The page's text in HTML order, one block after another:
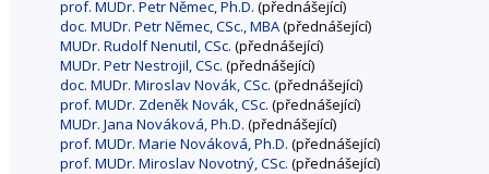
prof. MUDr. Petr Němec, Ph.D. (přednášející)
doc. MUDr. Petr Němec, CSc., MBA(přednášející)
MUDr. Rudolf Nenutil, CSc. (přednášející)
MUDr. Petr Nestrojil, CSc. (přednášející)
doc. MUDr. Miroslav Novák, CSc. (přednášející)
prof. MUDr. Zdeněk Novák, CSc. (přednášející)
MUDr. Jana Nováková, Ph.D. (přednášející)
prof. MUDr. Marie Nováková, Ph.D. (přednášející)
prof. MUDr. Miroslav Novotný, CSc. (přednášející)